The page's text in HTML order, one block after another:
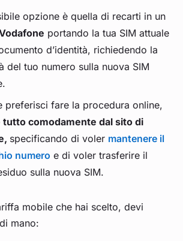
opzione è quella di recarti in un
portando la tua SIM attuale
d’identità, richiedendo la
del tuo numero sulla nuova SIM
preferisci fare la procedura online,
tutto comodamente dal sito di
specificando di voler mantenere il
numero e di voler trasferire il
sulla nuova SIM.
mobile che hai scelto, devi
mano: